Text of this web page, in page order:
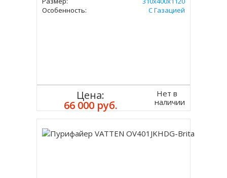
Особенность:
С Газацией
Цена:
66 000 руб.
Нет в
наличии